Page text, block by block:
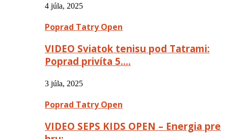
4 júla, 2025
Poprad Tatry Open
VIDEO Sviatok tenisu pod Tatrami:
Poprad privíta 5….
3 júla, 2025
Poprad Tatry Open
VIDEO SEPS KIDS OPEN – Energia pre